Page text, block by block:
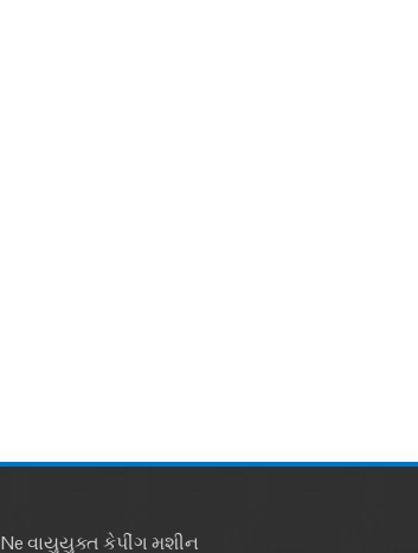
Ne વાયુયુક્ત કેપીંગ મશીન